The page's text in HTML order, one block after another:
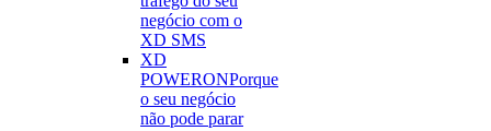
negócio com o
XD SMS
XD
POWERONPorque
o seu negócio
não pode parar